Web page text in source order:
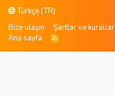
Türkçe (TR)
Bize ulaşın
Şartlar ve kurallar
Ana sayfa
R
S
S